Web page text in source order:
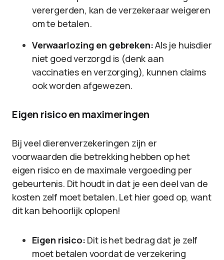
verergerden, kan de verzekeraar weigeren
om te betalen.
Verwaarlozing en gebreken:Als je huisdier
niet goed verzorgd is (denk aan
vaccinaties en verzorging), kunnen claims
ook worden afgewezen.
Eigen risico en maximeringen
Bij veel dierenverzekeringen zijn er
voorwaarden die betrekking hebben op het
eigen risico en de maximale vergoeding per
gebeurtenis. Dit houdt in dat je een deel van de
kosten zelf moet betalen. Let hier goed op, want
dit kan behoorlijk oplopen!
Eigen risico: Dit is het bedrag dat je zelf
moet betalen voordat de verzekering